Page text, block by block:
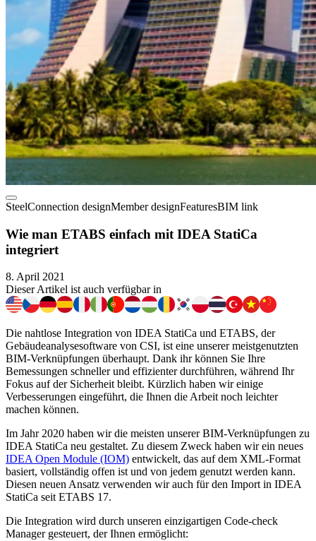
SteelConnection designMember designFeaturesBIM link
Wie man ETABS einfach mit IDEA StatiCa
integriert
8. April 2021
Dieser Artikel ist auch verfügbar in
Die nahtlose Integration von IDEA StatiCa und ETABS, der
Gebäudeanalysesoftware von CSI, ist eine unserer meistgenutzten
BIM-Verknüpfungen überhaupt. Dank ihr können Sie Ihre
Bemessungen schneller und effizienter durchführen, während Ihr
Fokus auf der Sicherheit bleibt. Kürzlich haben wir einige
Verbesserungen eingeführt, die Ihnen die Arbeit noch leichter
machen können.
Im Jahr 2020 haben wir die meisten unserer BIM-Verknüpfungen zu
IDEA StatiCa neu gestaltet. Zu diesem Zweck haben wir ein neues
IDEA Open Module (IOM) entwickelt, das auf dem XML-Format
basiert, vollständig offen ist und von jedem genutzt werden kann.
Diesen neuen Ansatz verwenden wir auch für den Import in IDEA
StatiCa seit ETABS 17.
Die Integration wird durch unseren einzigartigen Code-check
Manager gesteuert, der Ihnen ermöglicht: